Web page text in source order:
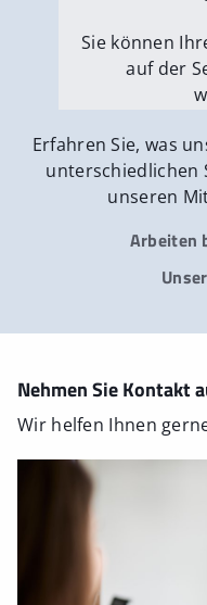
Sie können
auf der
Externe
Erfahren Sie, was
unterschiedlichen
unseren
Arbeiten
Nehmen Sie Kontakt
Wir helfen Ihnen